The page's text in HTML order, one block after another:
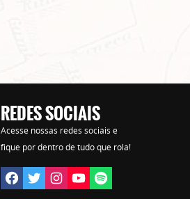
REDES SOCIAIS
Acesse nossas redes sociais e
fique por dentro de tudo que rola!
Lorem ipsum dolor sit amet, consectetur adipisicing elit.
praesentium distinctio, id,